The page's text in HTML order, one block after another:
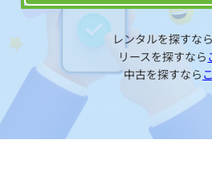
レンタルを探すなら
リースを探すなら
中古を探すなら